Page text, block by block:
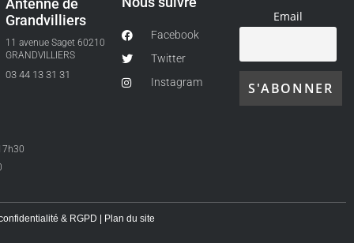
Antenne de
Grandvilliers
11 avenue Saget 60210
GRANDVILLIERS
03 44 13 31 31
Facebook
Twitter
Instagram
Email
& RGPD | Plan du site